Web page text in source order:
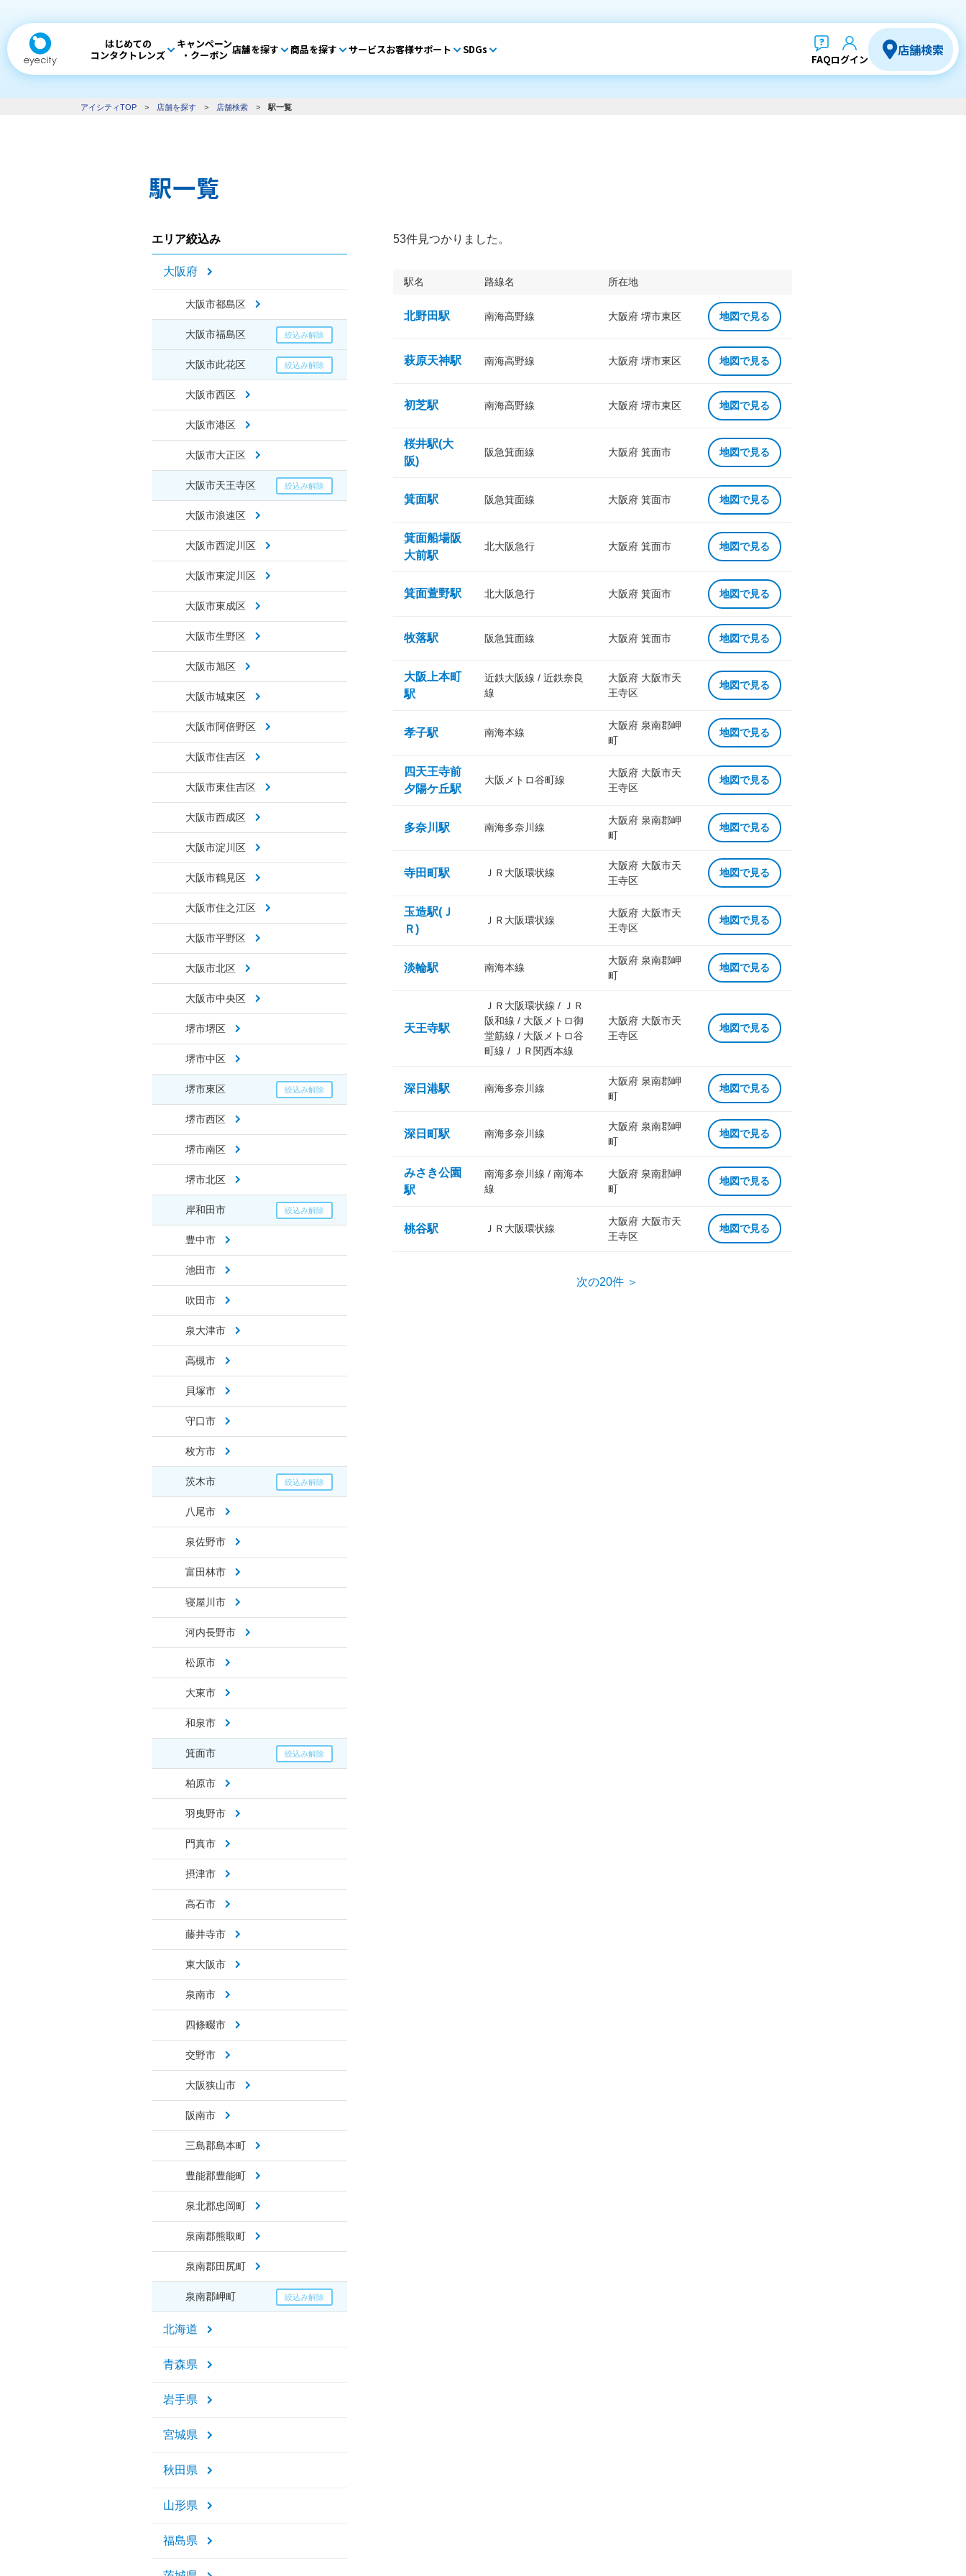
はじめての
コンタクトレンズ
キャンペーン
・クーポン 店舗を探す 商品を探す サービスお客様サポート SDGs
FAQログイン
店舗検索
アイシティTOP > 店舗を探す > 店舗検索 > 駅一覧
駅一覧
エリア絞込み
大阪府
大阪市都島区
大阪市福島区
大阪市此花区
大阪市西区
大阪市港区
大阪市大正区
大阪市天王寺区
大阪市浪速区
大阪市西淀川区
大阪市東淀川区
大阪市東成区
大阪市生野区
大阪市旭区
大阪市城東区
大阪市阿倍野区
大阪市住吉区
大阪市東住吉区
大阪市西成区
大阪市淀川区
大阪市鶴見区
大阪市住之江区
大阪市平野区
大阪市北区
大阪市中央区
堺市堺区
堺市中区
堺市東区
堺市西区
堺市南区
堺市北区
岸和田市
豊中市
池田市
吹田市
泉大津市
高槻市
貝塚市
守口市
枚方市
茨木市
八尾市
泉佐野市
富田林市
寝屋川市
河内長野市
松原市
大東市
和泉市
箕面市
柏原市
羽曳野市
門真市
摂津市
高石市
藤井寺市
東大阪市
泉南市
四條畷市
交野市
大阪狭山市
阪南市
三島郡島本町
豊能郡豊能町
泉北郡忠岡町
泉南郡熊取町
泉南郡田尻町
泉南郡岬町
北海道
青森県
岩手県
宮城県
秋田県
山形県
福島県
53件見つかりました。
駅名 路線名 所在地
北野田駅 南海高野線 大阪府 堺市東区 地図で見る
萩原天神駅 南海高野線 大阪府 堺市東区 地図で見る
初芝駅 南海高野線 大阪府 堺市東区 地図で見る
桜井駅(大
阪)
阪急箕面線 大阪府 箕面市 地図で見る
箕面駅 阪急箕面線 大阪府 箕面市 地図で見る
箕面船場阪
大前駅
北大阪急行 大阪府 箕面市 地図で見る
箕面萱野駅 北大阪急行 大阪府 箕面市 地図で見る
牧落駅 阪急箕面線 大阪府 箕面市 地図で見る
大阪上本町
駅
近鉄大阪線 / 近鉄奈良
線
大阪府 大阪市天
王寺区
地図で見る
孝子駅 南海本線
大阪府 泉南郡岬
町
地図で見る
四天王寺前
夕陽ケ丘駅
大阪メトロ谷町線
大阪府 大阪市天
王寺区
地図で見る
多奈川駅 南海多奈川線
大阪府 泉南郡岬
町
地図で見る
寺田町駅 ＪＲ大阪環状線
大阪府 大阪市天
王寺区
地図で見る
玉造駅(Ｊ
Ｒ)
ＪＲ大阪環状線
大阪府 大阪市天
王寺区
地図で見る
淡輪駅 南海本線
大阪府 泉南郡岬
町
地図で見る
天王寺駅
ＪＲ大阪環状線 / ＪＲ
阪和線 / 大阪メトロ御
堂筋線 / 大阪メトロ谷
町線 / ＪＲ関西本線
大阪府 大阪市天
王寺区
地図で見る
深日港駅 南海多奈川線
大阪府 泉南郡岬
町
地図で見る
深日町駅 南海多奈川線
大阪府 泉南郡岬
町
地図で見る
みさき公園
駅
南海多奈川線 / 南海本
線
大阪府 泉南郡岬
町
地図で見る
桃谷駅 ＪＲ大阪環状線
大阪府 大阪市天
王寺区
地図で見る
次の20件 ＞